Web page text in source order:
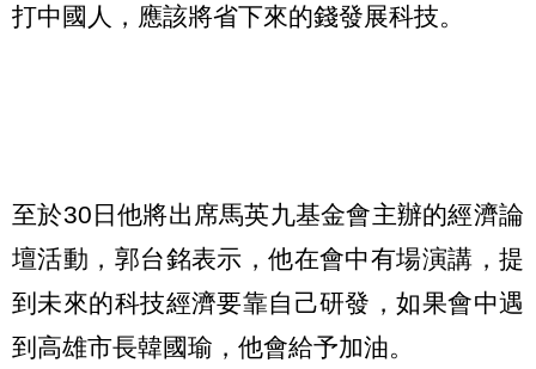
打中國人，應該將省下來的錢發展科技。
至於30日他將出席馬英九基金會主辦的經濟論
壇活動，郭台銘表示，他在會中有場演講，提
到未來的科技經濟要靠自己研發，如果會中遇
到高雄市長韓國瑜，他會給予加油。